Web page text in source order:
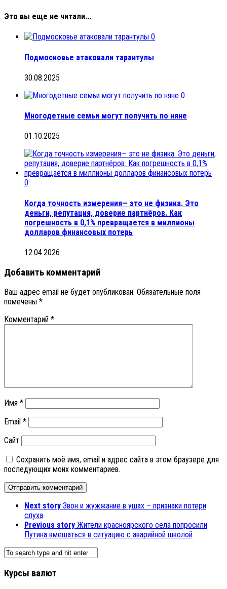
Это вы еще не читали...
0
Подмосковье атаковали тарантулы
30.08.2025
0
Многодетные семьи могут получить по няне
01.10.2025
0
Когда точность измерения— это не физика. Это
деньги, репутация, доверие партнёров. Как
погрешность в 0,1% превращается в миллионы
долларов финансовых потерь
12.04.2026
Добавить комментарий
Ваш адрес email не будет опубликован. Обязательные поля
помечены *
Комментарий *
Имя *
Email *
Сайт
Сохранить моё имя, email и адрес сайта в этом браузере для
последующих моих комментариев.
Next story Звон и жужжание в ушах – признаки потери
слуха
Previous story Жители красноярского села попросили
Путина вмешаться в ситуацию с аварийной школой
Курсы валют